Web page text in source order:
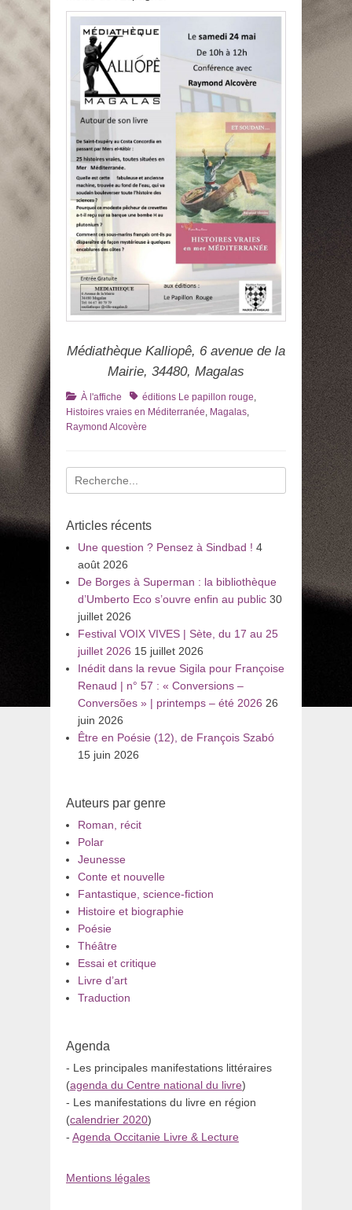
Médiathèque Kalliopê, 6 avenue de la
Mairie, 34480, Magalas
Catégories
À l'affiche Tagséditions Le papillon rouge
Histoires vraies en Méditerranée Magalas
Raymond Alcovère
Recherche
pour
Articles récents
Une question ? Pensez à Sindbad ! 4
août 2026
De Borges à Superman : la bibliothèque
d’Umberto Eco s’ouvre enfin au public 30
juillet 2026
Festival VOIX VIVES | Sète, du 17 au 25
juillet 2026 15 juillet 2026
Inédit dans la revue Sigila pour Françoise
Renaud | n° 57 : « Conversions –
Conversões » | printemps – été 2026 26
juin 2026
Être en Poésie (12), de François Szabó
15 juin 2026
Auteurs par genre
Roman, récit
Polar
Jeunesse
Conte et nouvelle
Fantastique, science-fiction
Histoire et biographie
Poésie
Théâtre
Essai et critique
Livre d’art
Traduction
Agenda
- Les principales manifestations littéraires
(agenda du Centre national du livre)
- Les manifestations du livre en région
(calendrier 2020)
- Agenda Occitanie Livre & Lecture
Mentions légales